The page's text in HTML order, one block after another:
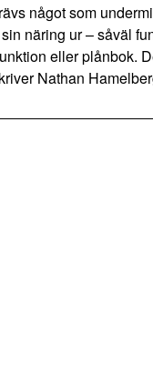
något som
näring ur – såväl
eller plånbok.
Nathan